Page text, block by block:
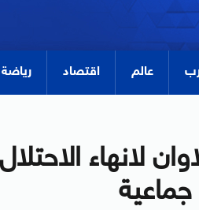
عالم اقتصاد رياضة
لانهاء
جماعية